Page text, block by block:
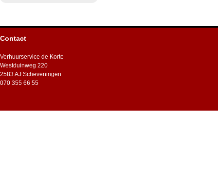
Contact
Verhuurservice de Korte
Westduinweg 220
2583 AJ Scheveningen
070 355 66 55